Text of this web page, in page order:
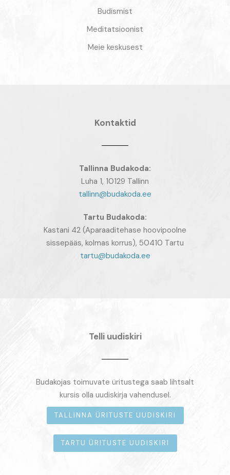
Budismist
Meditatsioonist
Meie keskusest
Kontaktid
Tallinna Budakoda:
Luha 1, 10129 Tallinn
tallinn@budakoda.ee
Tartu Budakoda:
Kastani 42 (Aparaaditehase hoovipoolne
sissepääs, kolmas korrus), 50410 Tartu
tartu@budakoda.ee
Telli uudiskiri
Budakojas toimuvate üritustega saab lihtsalt
kursis olla uudiskirja vahendusel.
TALLINNA ÜRITUSTE UUDISKIRI
TARTU ÜRITUSTE UUDISKIRI